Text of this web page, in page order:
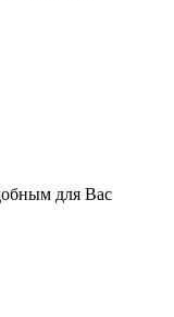
для Вас